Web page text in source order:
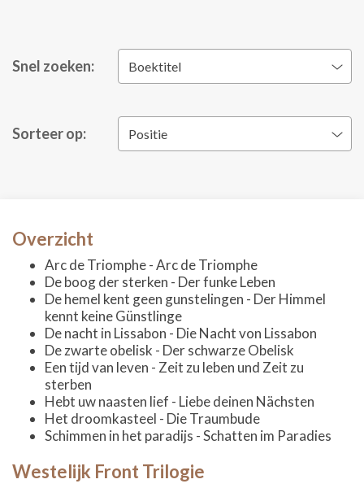
Snel zoeken: Boektitel
Sorteer op: Positie
Overzicht
Arc de Triomphe - Arc de Triomphe
De boog der sterken - Der funke Leben
De hemel kent geen gunstelingen - Der Himmel
kennt keine Günstlinge
De nacht in Lissabon - Die Nacht von Lissabon
De zwarte obelisk - Der schwarze Obelisk
Een tijd van leven - Zeit zu leben und Zeit zu
sterben
Hebt uw naasten lief - Liebe deinen Nächsten
Het droomkasteel - Die Traumbude
Schimmen in het paradijs - Schatten im Paradies
Westelijk Front Trilogie